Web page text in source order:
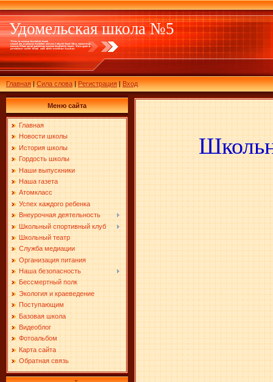
Удомельская школа №5
Главная|Сила слова|Регистрация|Вход
Меню сайта
Главная
Новости школы
История школы
Гордость школы
Наши выпускники
Наша газета
Атомкласс
Успех каждого ребенка
Внеурочная деятельность
Школьный спортивный клуб
Школьный театр
Служба медиации
Организация питания
Наша безопасность
Бессмертный полк
Экология и краеведение
Поступающим
Базовая школа
Видеоблог
Фотоальбом
Карта сайта
Обратная связь